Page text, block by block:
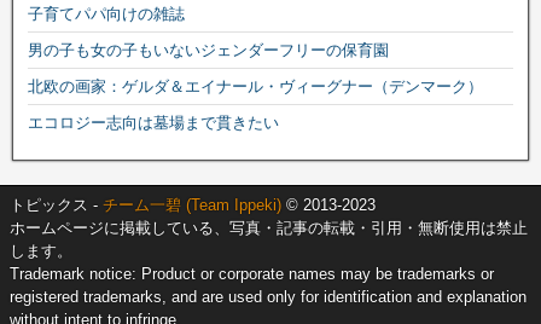
子育てパパ向けの雑誌
男の子も女の子もいないジェンダーフリーの保育園
北欧の画家：ゲルダ＆エイナール・ヴィーグナー（デンマーク）
エコロジー志向は墓場まで貫きたい
トピックス - チーム一碧 (Team Ippeki) © 2013-2023
ホームページに掲載している、写真・記事の転載・引用・無断使用は禁止
します。
Trademark notice: Product or corporate names may be trademarks or
registered trademarks, and are used only for identification and explanation
without intent to infringe.